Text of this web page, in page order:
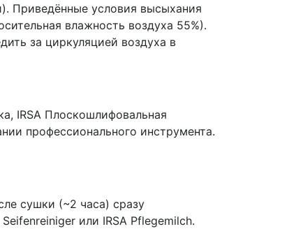
Приведённые условия высыхания
влажность воздуха 55%).
за циркуляцией воздуха в
IRSA Плоскошлифовальная
профессионального инструмента.
сушки (~2 часа) сразу
или IRSA Pflegemilch.